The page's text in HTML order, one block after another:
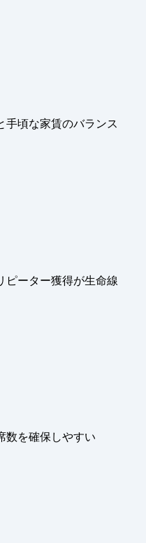
手頃な家賃のバランス
ピーター獲得が生命線
数を確保しやすい